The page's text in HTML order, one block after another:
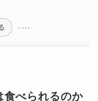
食べられるのか